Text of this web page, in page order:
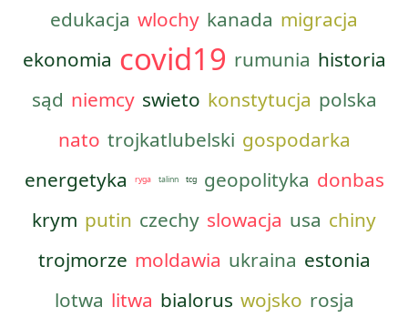
edukacja wlochy kanada migracja
ekonomia covid19 rumunia historia
sąd niemcy swieto konstytucja polska
nato trojkatlubelski gospodarka
energetyka
ryga talinn tcg geopolityka donbas
krym putin czechy slowacja usa chiny
trojmorze moldawia ukraina estonia
lotwa litwa bialorus wojsko rosja